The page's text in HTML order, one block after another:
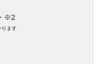
※2
ります